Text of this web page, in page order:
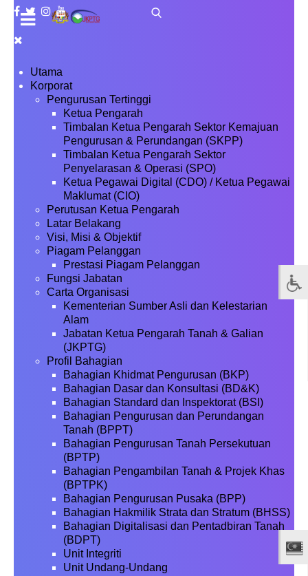
Utama
Korporat
Pengurusan Tertinggi
Ketua Pengarah
Timbalan Ketua Pengarah Sektor Kemajuan
Pengurusan & Perundangan (SKPP)
Timbalan Ketua Pengarah Sektor
Penyelarasan & Operasi (SPO)
Ketua Pegawai Digital (CDO) / Ketua Pegawai
Maklumat (CIO)
Perutusan Ketua Pengarah
Latar Belakang
Visi, Misi & Objektif
Piagam Pelanggan
Prestasi Piagam Pelanggan
Fungsi Jabatan
Carta Organisasi
Kementerian Sumber Asli dan Kelestarian
Alam
Jabatan Ketua Pengarah Tanah & Galian
(JKPTG)
Profil Bahagian
Bahagian Khidmat Pengurusan (BKP)
Bahagian Dasar dan Konsultasi (BD&K)
Bahagian Standard dan Inspektorat (BSI)
Bahagian Pengurusan dan Perundangan
Tanah (BPPT)
Bahagian Pengurusan Tanah Persekutuan
(BPTP)
Bahagian Pengambilan Tanah & Projek Khas
(BPTPK)
Bahagian Pengurusan Pusaka (BPP)
Bahagian Hakmilik Strata dan Stratum (BHSS)
Bahagian Digitalisasi dan Pentadbiran Tanah
(BDPT)
Unit Integriti
Unit Undang-Undang